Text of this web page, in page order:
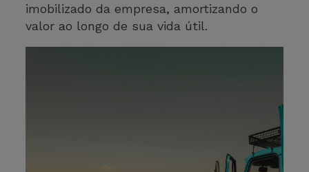
imobilizado da empresa, amortizando o
valor ao longo de sua vida útil.